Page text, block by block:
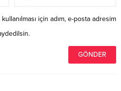
için adım, e-posta adresim